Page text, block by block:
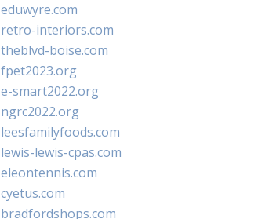
eduwyre.com
retro-interiors.com
theblvd-boise.com
fpet2023.org
e-smart2022.org
ngrc2022.org
leesfamilyfoods.com
lewis-lewis-cpas.com
eleontennis.com
cyetus.com
bradfordshops.com